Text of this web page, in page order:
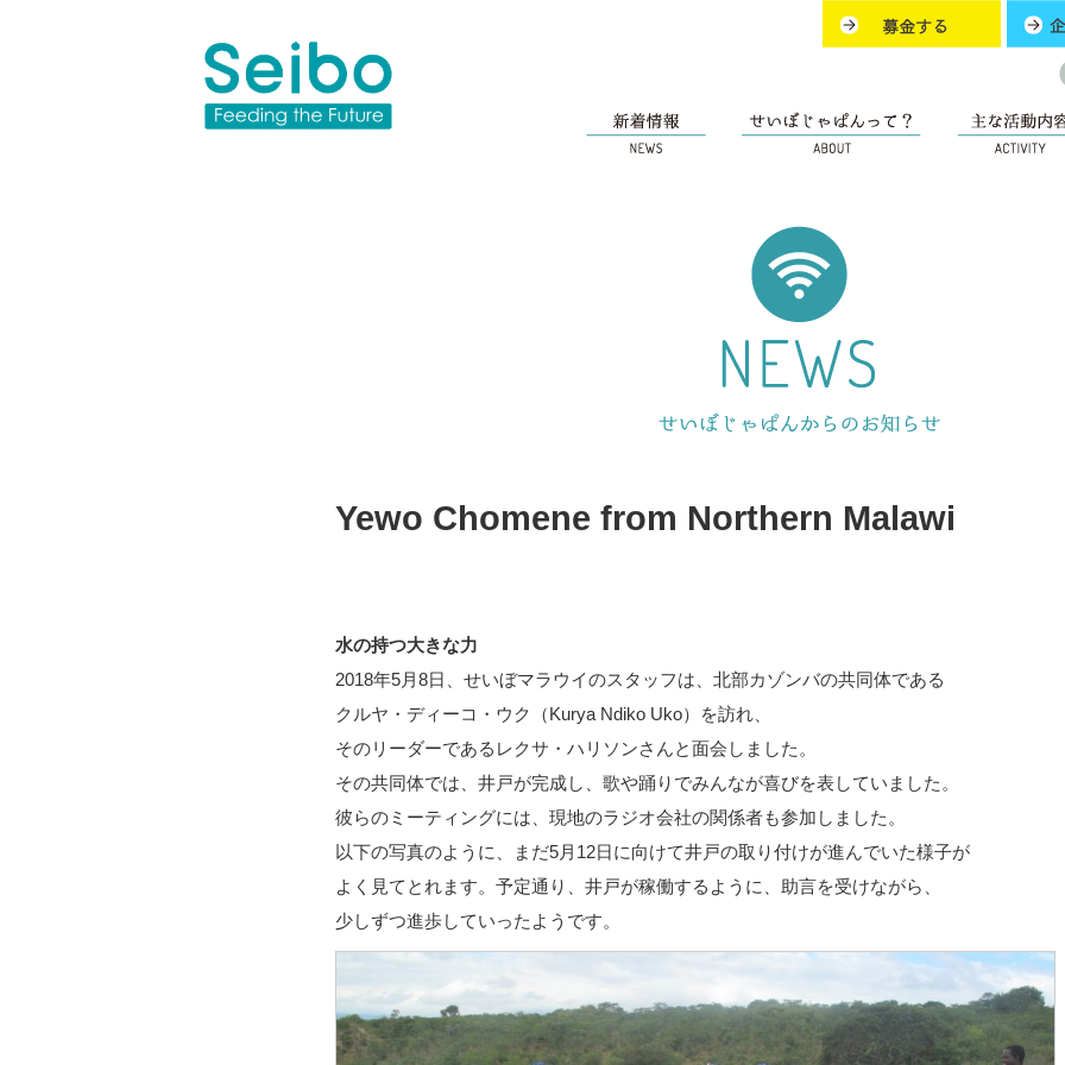
Yewo Chomene from Northern Malawi
水の持つ大きな力
2018年5月8日、せいぼマラウイのスタッフは、北部カゾンバの共同体である
クルヤ・ディーコ・ウク（Kurya Ndiko Uko）を訪れ、
そのリーダーであるレクサ・ハリソンさんと面会しました。
その共同体では、井戸が完成し、歌や踊りでみんなが喜びを表していました。
彼らのミーティングには、現地のラジオ会社の関係者も参加しました。
以下の写真のように、まだ5月12日に向けて井戸の取り付けが進んでいた様子が
よく見てとれます。予定通り、井戸が稼働するように、助言を受けながら、
少しずつ進歩していったようです。